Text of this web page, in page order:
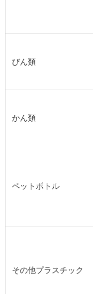
びん類
かん類
ペットボトル
その他プラスチック